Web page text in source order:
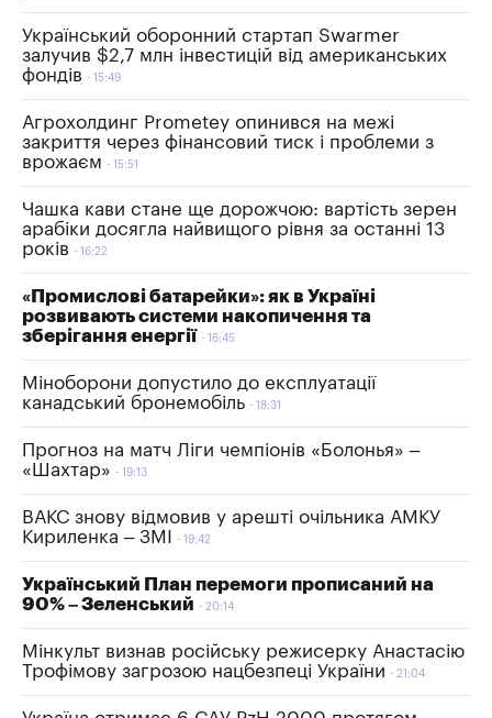
Український оборонний стартап Swarmer
залучив $2,7 млн інвестицій від американських
фондів
15:49
Агрохолдинг Prometey опинився на межі
закриття через фінансовий тиск і проблеми з
врожаєм
15:51
Чашка кави стане ще дорожчою: вартість зерен
арабіки досягла найвищого рівня за останні 13
років
16:22
«Промислові батарейки»: як в Україні
розвивають системи накопичення та
зберігання енергії
16:45
Міноборони допустило до експлуатації
канадський бронемобіль
18:31
Прогноз на матч Ліги чемпіонів «Болонья» –
«Шахтар»
19:13
ВАКС знову відмовив у арешті очільника АМКУ
Кириленка – ЗМІ
19:42
Український План перемоги прописаний на
90% – Зеленський
20:14
Мінкульт визнав російську режисерку Анастасію
Трофімову загрозою нацбезпеці України
21:04